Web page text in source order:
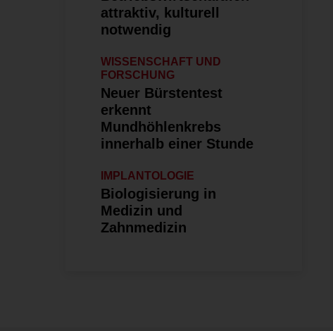
attraktiv, kulturell
notwendig
WISSENSCHAFT UND
FORSCHUNG
Neuer Bürstentest
erkennt
Mundhöhlenkrebs
innerhalb einer Stunde
IMPLANTOLOGIE
Biologisierung in
Medizin und
Zahnmedizin